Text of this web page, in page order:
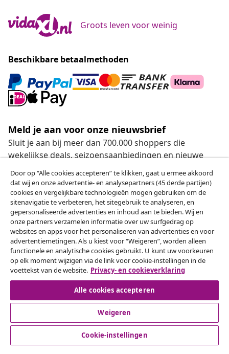
Groots leven voor weinig
Beschikbare betaalmethoden
Meld je aan voor onze nieuwsbrief
Sluit je aan bij meer dan 700.000 shoppers die
wekelijkse deals, seizoensaanbiedingen en nieuwe
Onze sociale media
Herroeping van de overeenkomst
Een annulering voor je bestelling indienen
Herroeping van de overeenkomst
Klantenservice
Door op “Alle cookies accepteren” te klikken, gaat u ermee akkoord
dat wij en onze advertentie- en analysepartners (45 derde partijen)
cookies en vergelijkbare technologieën mogen gebruiken om de
sitenavigatie te verbeteren, het sitegebruik te analyseren, en
gepersonaliseerde advertenties en inhoud aan te bieden. Wij en
onze partners verzamelen informatie over uw surfgedrag op
websites en apps voor het personaliseren van advertenties en voor
advertentiemetingen. Als u kiest voor “Weigeren”, worden alleen
functionele en analytische cookies gebruikt. U kunt uw voorkeuren
op elk moment wijzigen via de link voor cookie-instellingen in de
voettekst van de website. Privacy- en cookieverklaring
Alle cookies accepteren
Weigeren
Cookie-instellingen